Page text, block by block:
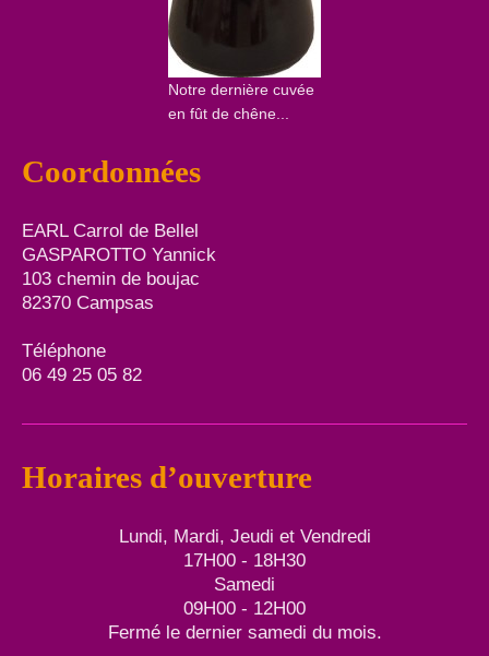
Notre dernière cuvée
en fût de chêne...
Coordonnées
EARL Carrol de Bellel
GASPAROTTO Yannick
103 chemin de boujac
82370 Campsas
Téléphone
06 49 25 05 82
Horaires d’ouverture
Lundi, Mardi, Jeudi et Vendredi
17H00 - 18H30
Samedi
09H00 - 12H00
Fermé le dernier samedi du mois.